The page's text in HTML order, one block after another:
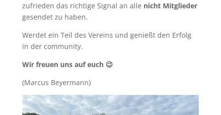
zufrieden das richtige Signal an alle nicht Mitglieder
gesendet zu haben.
Werdet ein Teil des Vereins und genießt den Erfolg
in der community.
Wir freuen uns auf euch 😉
(Marcus Beyermann)